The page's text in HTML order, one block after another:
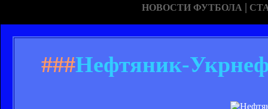
НОВОСТИ ФУТБОЛА |
###Нефтяник-